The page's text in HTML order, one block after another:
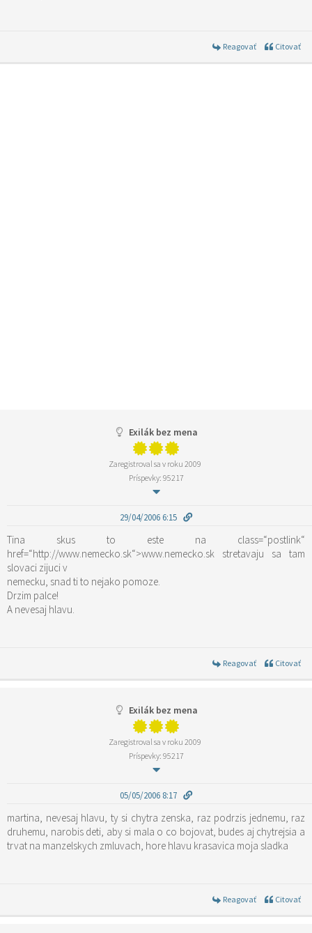
Reagovať Citovať
Exilák bez mena
Zaregistroval sa v roku 2009
Príspevky: 95217
29/04/2006 6:15
Tina skus to este na class=“postlink“
href=“http://www.nemecko.sk“>www.nemecko.sk stretavaju sa tam
slovaci zijuci v
nemecku, snad ti to nejako pomoze.
Drzim palce!
A nevesaj hlavu.
Reagovať Citovať
Exilák bez mena
Zaregistroval sa v roku 2009
Príspevky: 95217
05/05/2006 8:17
martina, nevesaj hlavu, ty si chytra zenska, raz podrzis jednemu, raz
druhemu, narobis deti, aby si mala o co bojovat, budes aj chytrejsia a
trvat na manzelskych zmluvach, hore hlavu krasavica moja sladka
Reagovať Citovať